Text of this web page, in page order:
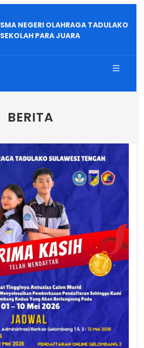
SMA NEGERI OLAHRAGA TADULAKO
SEKOLAH PARA JUARA
BERITA